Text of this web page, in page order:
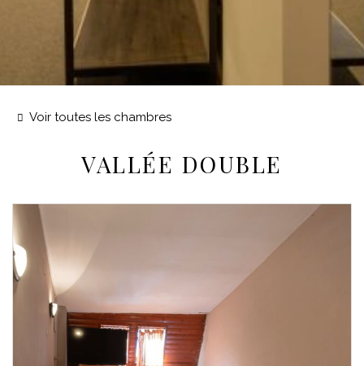
[mirai_engine data_device="desktop"]
Voir toutes les chambres
VALLÉE DOUBLE